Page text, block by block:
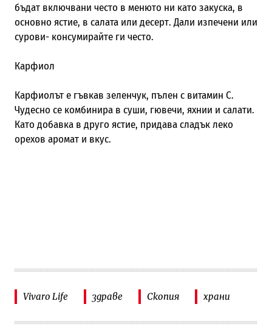
бъдат включвани често в менюто ни като закуска, в
основно ястие, в салата или десерт. Дали изпечени или
сурови- консумирайте ги често.
Карфиол
Карфиолът е гъвкав зеленчук, пълен с витамин С.
Чудесно се комбинира в суши, гювечи, яхнии и салати.
Като добавка в друго ястие, придава сладък леко
орехов аромат и вкус.
Vivaro Life здраве Скопия храни